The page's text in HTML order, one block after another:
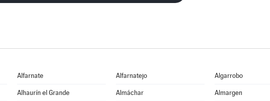
Alfarnate Alfarnatejo Algarrobo
Alhaurín el Grande Almáchar Almargen